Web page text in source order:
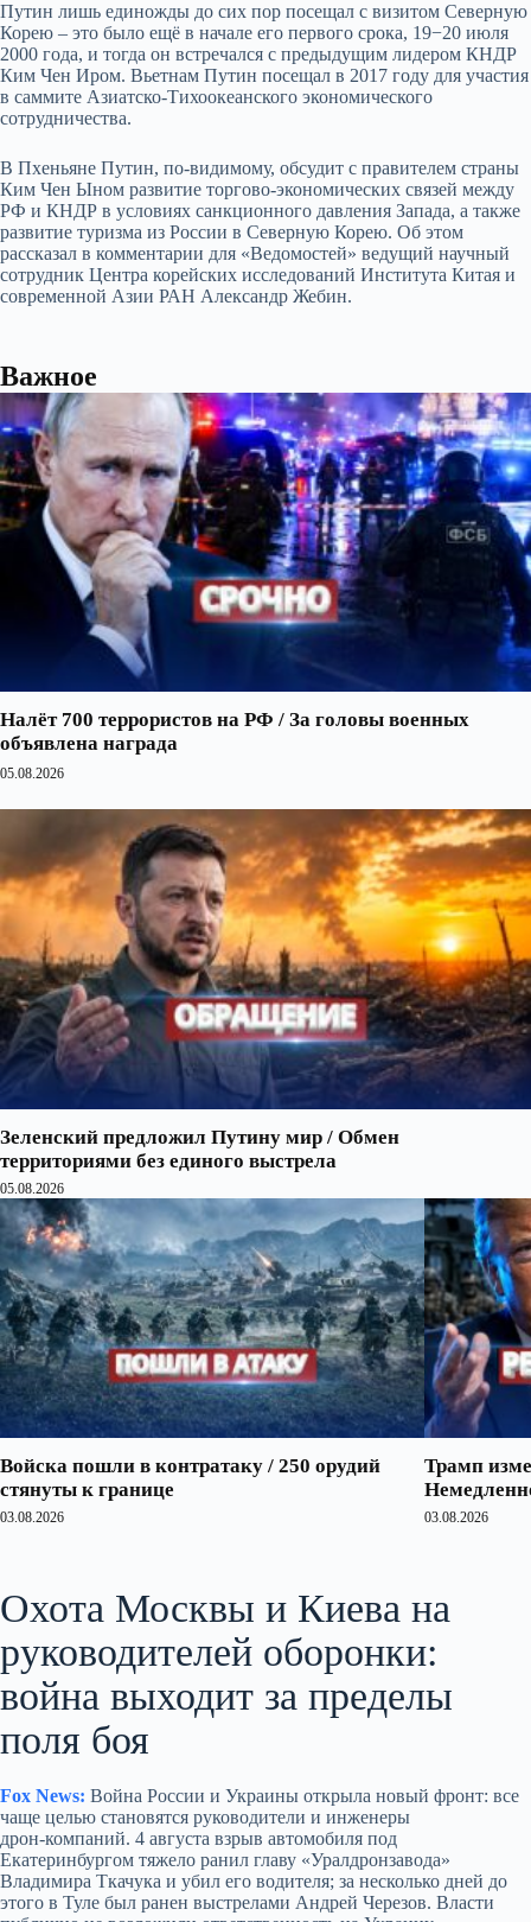
Путин лишь единожды до сих пор посещал с визитом Северную
Корею – это было ещё в начале его первого срока, 19−20 июля
2000 года, и тогда он встречался с предыдущим лидером КНДР
Ким Чен Иром. Вьетнам Путин посещал в 2017 году для участия
в саммите Азиатско-Тихоокеанского экономического
сотрудничества.
В Пхеньяне Путин, по-видимому, обсудит с правителем страны
Ким Чен Ыном развитие торгово-экономических связей между
РФ и КНДР в условиях санкционного давления Запада, а также
развитие туризма из России в Северную Корею. Об этом
рассказал в комментарии для «Ведомостей» ведущий научный
сотрудник Центра корейских исследований Института Китая и
современной Азии РАН Александр Жебин.
Важное
Налёт 700 террористов на РФ / За головы военных
объявлена награда
05.08.2026
Зеленский предложил Путину мир / Обмен
территориями без единого выстрела
05.08.2026
Войска пошли в контратаку / 250 орудий
стянуты к границе
03.08.2026
Трамп
03.08.2026
Охота Москвы и Киева на
руководителей оборонки:
война выходит за пределы
поля боя
Fox News: Война России и Украины открыла новый фронт: все
чаще целью становятся руководители и инженеры
дрон‑компаний. 4 августа взрыв автомобиля под
Екатеринбургом тяжело ранил главу «Уралдронзавода»
Владимира Ткачука и убил его водителя; за несколько дней до
этого в Туле был ранен выстрелами Андрей Черезов. Власти